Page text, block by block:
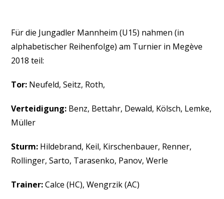
Für die Jungadler Mannheim (U15) nahmen (in
alphabetischer Reihenfolge) am Turnier in Megève
2018 teil:
Tor: Neufeld, Seitz, Roth,
Verteidigung: Benz, Bettahr, Dewald, Kölsch, Lemke,
Müller
Sturm: Hildebrand, Keil, Kirschenbauer, Renner,
Rollinger, Sarto, Tarasenko, Panov, Werle
Trainer:Calce (HC), Wengrzik (AC)